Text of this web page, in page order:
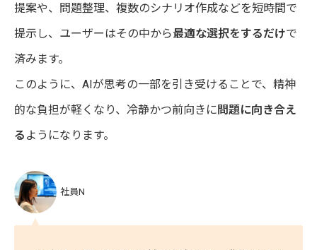
提案や、問題整理、複数のシナリオ作成などを短時間で
提示し、ユーザーはその中から最適な選択をするだけで
済みます。
このように、AIが思考の一部を引き受けることで、精神
的な負担が軽くなり、冷静かつ前向きに 問題に向き合え
る ようになります。
社員N